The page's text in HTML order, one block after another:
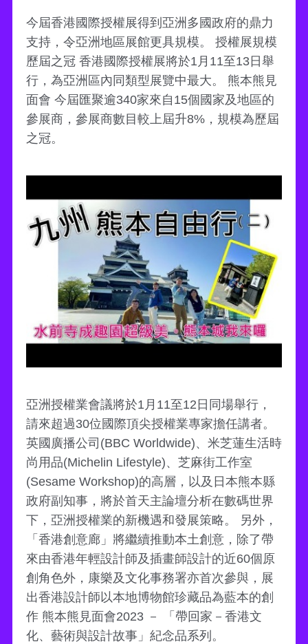
今屆香港國際授權展得到亞洲多國政府的鼎力
支持，令亞洲地區展館更具規模。 授權展規模
歷屆之冠 香港國際授權展將於1月11至13日舉
行，為亞洲區內同類型展覽中最大。 熊本熊見
面會 今屆匯聚逾340家來自15個國家及地區的
參展商，參展商數目較上屆升8%，規模為歷屆
之冠。
亞洲授權業會議將於1月11至12日同場舉行，
請來超過30位國際頂尖授權業專家擔任講者。
英國廣播公司(BBC Worldwide)、米芝蓮生活時
尚用品(Michelin Lifestyle)、芝麻街工作室
(Sesame Workshop)的高層，以及日本熊本縣
政府副知事，將於首天主論壇分析在數碼世界
下，亞洲授權業的新機遇和發展策略。 另外，
「香港創意廊」將繼續推動本土創意，除了帶
來由香港年輕設計師及插畫師設計的近60個原
創角色外，康樂及文化事務署亦首次參與，展
出香港設計師以本地博物館珍藏品為藍本的創
作 熊本熊見面會2023 － 「帶回家－香港文
化、藝術與設計故事」紀念品系列。